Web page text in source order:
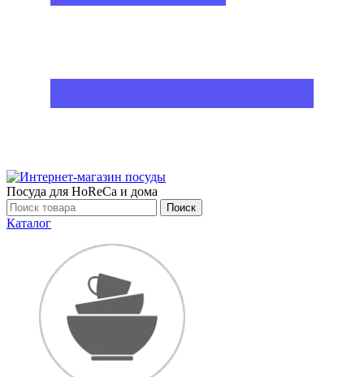
Посуда для HoReCa и дома
Поиск
Каталог